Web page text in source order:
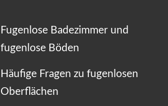
Fugenlose Badezimmer und
fugenlose Böden
Häufige Fragen zu fugenlosen
Oberflächen